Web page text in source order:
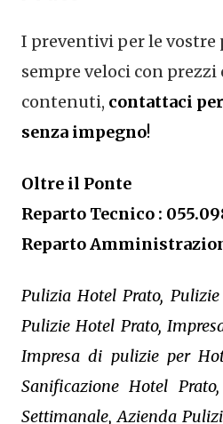
I preventivi per le vostre
sempre veloci con prezzi
contenuti, contattaci
senza impegno!
Oltre il Ponte
Reparto Tecnico :
Reparto
Pulizia Hotel Prato,
Pulizie Hotel Prato,
Impresa di pulizie per
Sanificazione Hotel
Settimanale, Azienda